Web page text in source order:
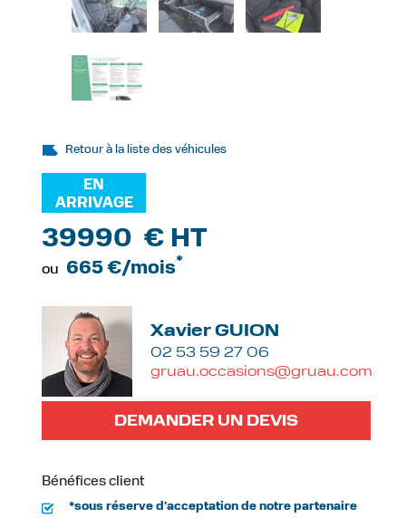
Retour à la liste des véhicules
EN
ARRIVAGE
39990 € HT
ou 665 €/mois*
Xavier GUION
02 53 59 27 06
gruau.occasions@gruau.com
DEMANDER UN DEVIS
Bénéfices client
*sous réserve d'acceptation de notre partenaire